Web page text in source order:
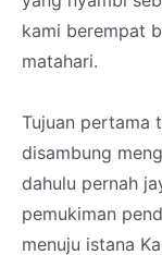
kami berempat
matahari.
Tujuan pertama
disambung
dahulu pernah
pemukiman
menuju istana